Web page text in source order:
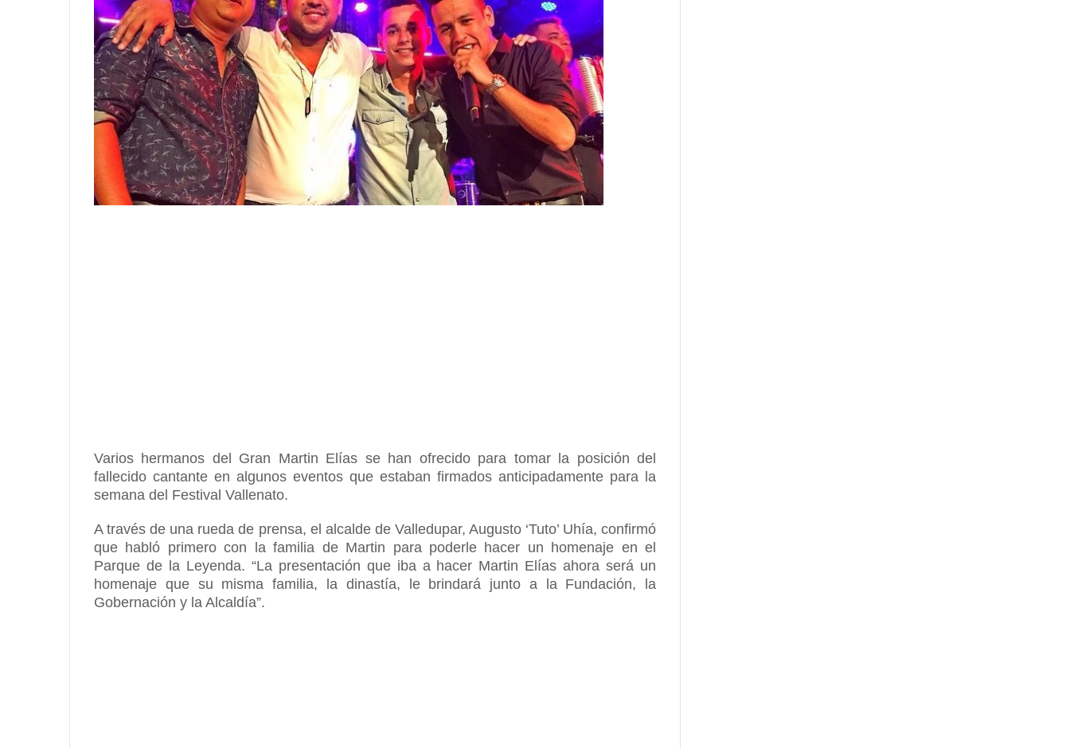
Varios hermanos del Gran Martin Elías se han ofrecido para tomar la posición del
fallecido cantante en algunos eventos que estaban firmados anticipadamente para la
semana del Festival Vallenato.
A través de una rueda de prensa, el alcalde de Valledupar, Augusto ‘Tuto’ Uhía, confirmó
que habló primero con la familia de Martin para poderle hacer un homenaje en el
Parque de la Leyenda. “La presentación que iba a hacer Martin Elías ahora será un
homenaje que su misma familia, la dinastía, le brindará junto a la Fundación, la
Gobernación y la Alcaldía”.